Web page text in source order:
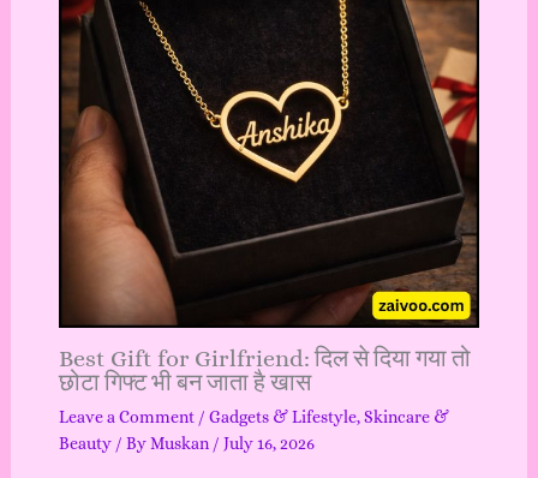
Best Gift for Girlfriend: दिल से दिया गया तो
छोटा गिफ्ट भी बन जाता है खास
Leave a Comment / Gadgets & Lifestyle,Skincare &
Beauty/ ByMuskan / July 16, 2026